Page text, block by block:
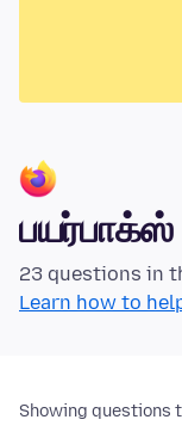
23 questions in
Learn how to
Showing questions